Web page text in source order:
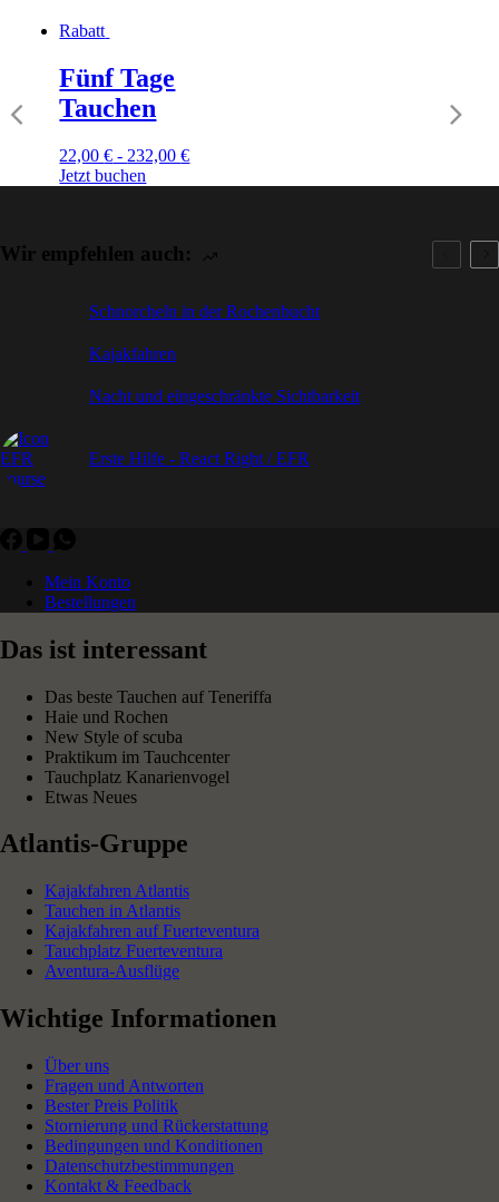
Rabatt
Fünf Tage
Tauchen
22,00€ - 232,00€
Jetzt buchen
Wir empfehlen auch:
Schnorcheln in der Rochenbucht
Kajakfahren
Nacht und eingeschränkte Sichtbarkeit
Erste Hilfe - React Right / EFR
Mein Konto
Bestellungen
Das ist interessant
Das beste Tauchen auf Teneriffa
Haie und Rochen
New Style of scuba
Praktikum im Tauchcenter
Tauchplatz Kanarienvogel
Etwas Neues
Atlantis-Gruppe
Kajakfahren Atlantis
Tauchen in Atlantis
Kajakfahren auf Fuerteventura
Tauchplatz Fuerteventura
Aventura-Ausflüge
Wichtige Informationen
Über uns
Fragen und Antworten
Bester Preis Politik
Stornierung und Rückerstattung
Bedingungen und Konditionen
Datenschutzbestimmungen
Kontakt & Feedback